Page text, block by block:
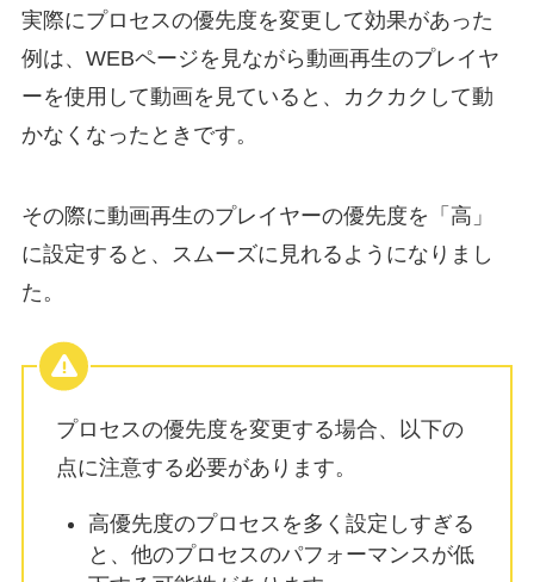
実際にプロセスの優先度を変更して効果があった
例は、WEBページを見ながら動画再生のプレイヤ
ーを使用して動画を見ていると、カクカクして動
かなくなったときです。
その際に動画再生のプレイヤーの優先度を「高」
に設定すると、スムーズに見れるようになりまし
た。
プロセスの優先度を変更する場合、以下の
点に注意する必要があります。
高優先度のプロセスを多く設定しすぎる
と、他のプロセスのパフォーマンスが低